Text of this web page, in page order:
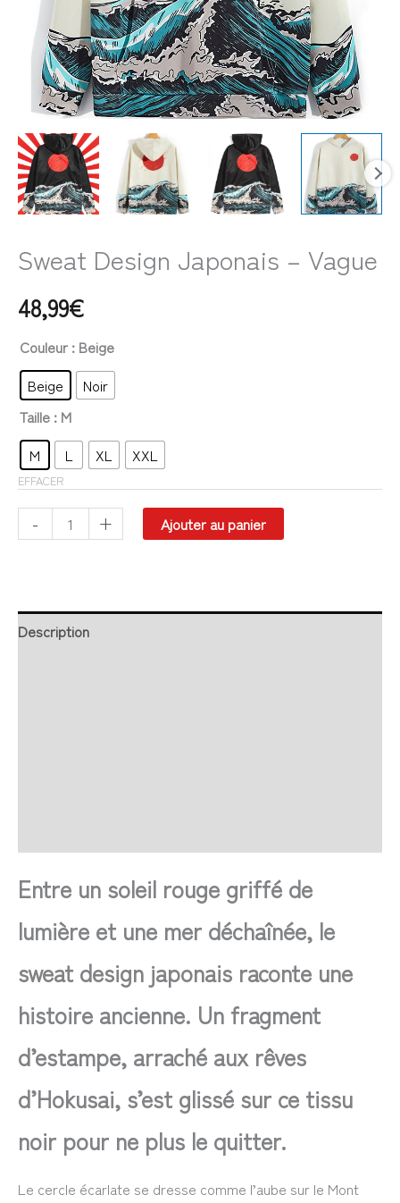
Sweat Design Japonais – Vague
48,99€
Couleur : Beige
Beige
Noir
Taille : M
M
L XL XXL
EFFACER
- + Ajouter au panier
Description
Entre un soleil rouge griffé de
lumière et une mer déchaînée, le
sweat design japonais raconte une
histoire ancienne. Un fragment
d’estampe, arraché aux rêves
d’Hokusai, s’est glissé sur ce tissu
noir pour ne plus le quitter.
Le cercle écarlate se dresse comme l’aube sur le Mont